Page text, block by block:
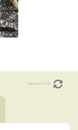
только что